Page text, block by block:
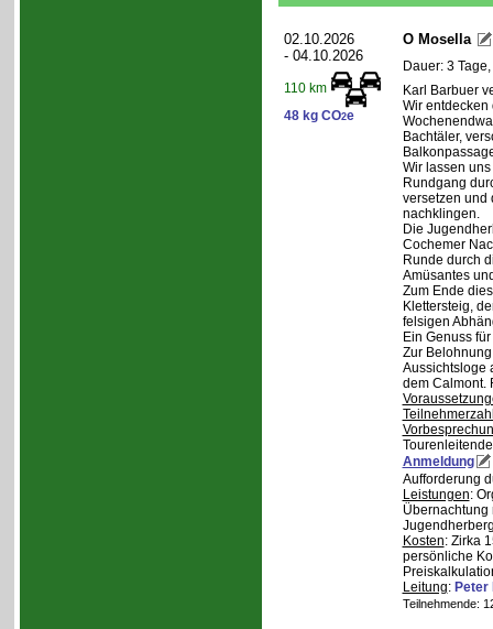
02.10.2026
- 04.10.2026
110 km
48 kg CO2e
O Mosella
Dauer: 3
Karl Barbuer
Wir
Bachtäler,
Wir lassen
Rundgang
versetzen und
nachklingen.
Die
Cochemer
Runde durch
Amüsantes
Zum Ende
Klettersteig,
felsigen
Ein Genuss
Zur
Aussichtsloge
dem Calmont.
Anmeldung
Aufforderung
Leistungen:
Übernachtung
Kosten: Zirka
persönliche
Leitung: Peter
Teilnehmende: